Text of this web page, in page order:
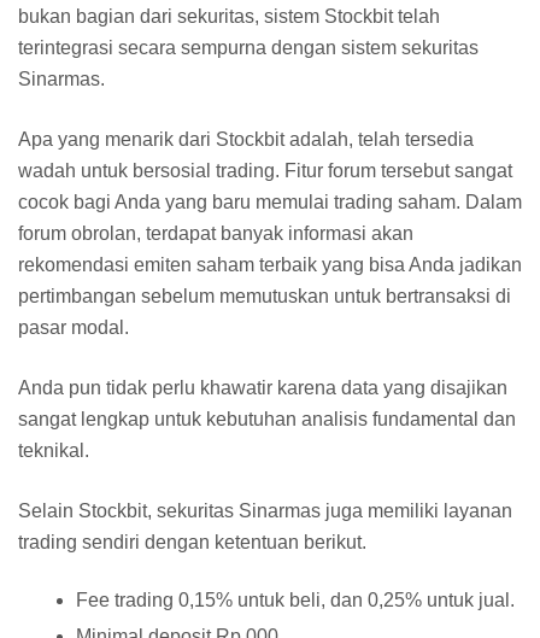
bukan bagian dari sekuritas, sistem Stockbit telah
terintegrasi secara sempurna dengan sistem sekuritas
Sinarmas.
Apa yang menarik dari Stockbit adalah, telah tersedia
wadah untuk bersosial trading. Fitur forum tersebut sangat
cocok bagi Anda yang baru memulai trading saham. Dalam
forum obrolan, terdapat banyak informasi akan
rekomendasi emiten saham terbaik yang bisa Anda jadikan
pertimbangan sebelum memutuskan untuk bertransaksi di
pasar modal.
Anda pun tidak perlu khawatir karena data yang disajikan
sangat lengkap untuk kebutuhan analisis fundamental dan
teknikal.
Selain Stockbit, sekuritas Sinarmas juga memiliki layanan
trading sendiri dengan ketentuan berikut.
Fee trading 0,15% untuk beli, dan 0,25% untuk jual.